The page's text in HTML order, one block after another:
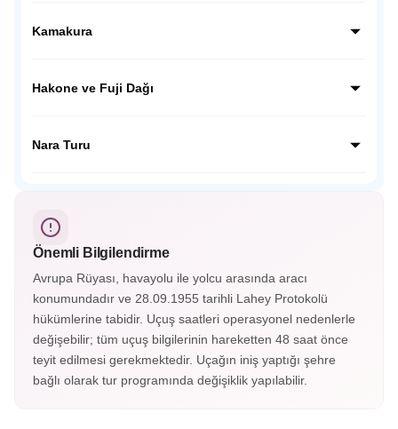
hikâyesine tanıklık ediyoruz.
Anıtı Parkı ve Atom Bombası Kubbesi’ni ziyaret ederek
Kamakura
ziyaretimiz sonrası Japon inanışında çok önemli yer tutan
Hakone ve Fuji Dağı
gezeceğiz. Fuji Dağı’nın etekleri olan 5. istasyon olarak
Nara Turu
çevresinde gezinen Nara geyiklerini severek besleyeceğiz.
Önemli Bilgilendirme
Avrupa Rüyası, havayolu ile yolcu arasında aracı
konumundadır ve 28.09.1955 tarihli Lahey Protokolü
hükümlerine tabidir. Uçuş saatleri operasyonel nedenlerle
değişebilir; tüm uçuş bilgilerinin hareketten 48 saat önce
teyit edilmesi gerekmektedir. Uçağın iniş yaptığı şehre
bağlı olarak tur programında değişiklik yapılabilir.